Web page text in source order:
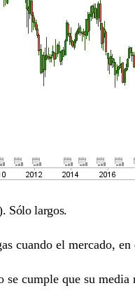
Sólo largos.
cuando el mercado,
cumple que su